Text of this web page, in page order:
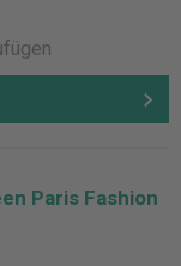
Paris Fashion